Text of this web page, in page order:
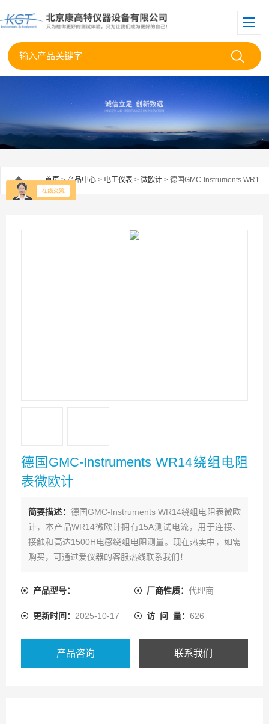
首页>产品中心 > 电工仪表 > 微欧计 > 德国GMC-Instruments WR14绕组电阻表微欧计
德国GMC-Instruments WR14绕组电阻
表微欧计
简要描述： 德国GMC-Instruments WR14绕组电阻表微欧
计，本产品WR14微欧计拥有15A测试电流，用于连接、
接触和高达1500H电感绕组电阻测量。现在热卖中，如需
购买，可通过爱仪器的客服热线联系我们！
产品型号： 厂商性质： 代理商
更新时间： 2025-10-17 访 问 量： 626
产品咨询 联系我们